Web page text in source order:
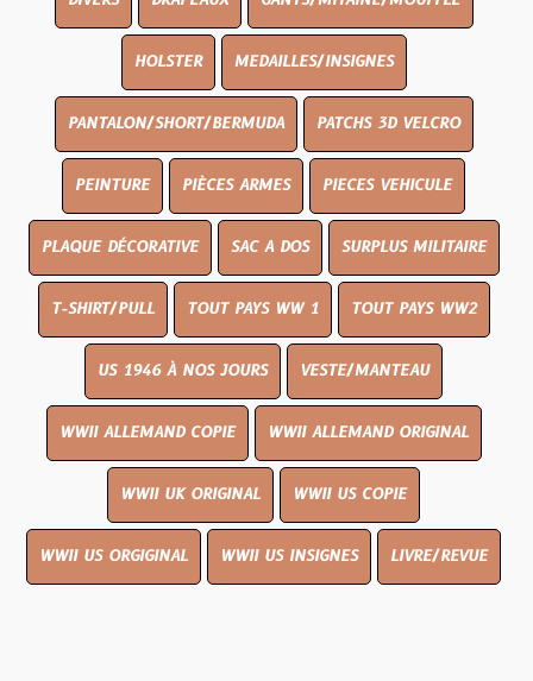
HOLSTER MEDAILLES/INSIGNES
PANTALON/SHORT/BERMUDA PATCHS 3D VELCRO
PEINTURE PIÈCES ARMES PIECES VEHICULE
PLAQUE DÉCORATIVE SAC A DOS SURPLUS MILITAIRE
T-SHIRT/PULL TOUT PAYS WW 1 TOUT PAYS WW2
US 1946 À NOS JOURS VESTE/MANTEAU
WWII ALLEMAND COPIE WWII ALLEMAND ORIGINAL
WWII UK ORIGINAL WWII US COPIE
WWII US ORGIGINAL WWII US INSIGNES LIVRE/REVUE